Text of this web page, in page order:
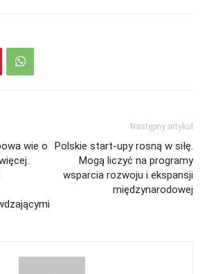
wie o
Następny artykuł
Polskie start-upy rosną w siłę.
Mogą liczyć na programy
wsparcia rozwoju i ekspansji
międzynarodowej